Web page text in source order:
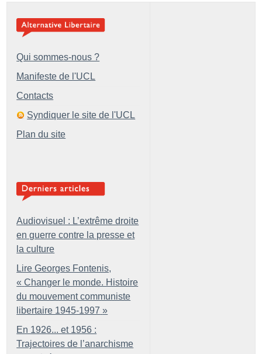
Qui sommes-nous ?
Manifeste de l'UCL
Contacts
Syndiquer le site de l'UCL
Plan du site
Audiovisuel : L’extrême droite
en guerre contre la presse et
la culture
Lire Georges Fontenis,
« Changer le monde. Histoire
du mouvement communiste
libertaire 1945-1997 »
En 1926... et 1956 :
Trajectoires de l’anarchisme